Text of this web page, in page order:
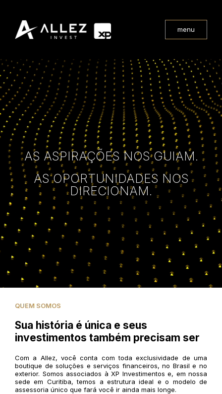
menu
AS ASPIRAÇÕES NOS GUIAM.
AS OPORTUNIDADES NOS
DIRECIONAM.
QUEM SOMOS
Sua história é única e seus
investimentos também precisam ser
Com a Allez, você conta com toda exclusividade de uma
boutique de soluções e serviços financeiros, no Brasil e no
exterior. Somos associados à XP Investimentos e, em nossa
sede em Curitiba, temos a estrutura ideal e o modelo de
assessoria único que fará você ir ainda mais longe.